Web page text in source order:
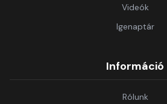
Videók
Igenaptár
Információ
Rólunk